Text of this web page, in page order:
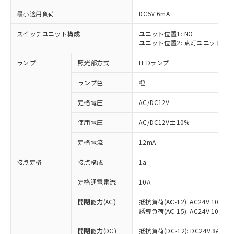
最小適用負荷 DC5V 6mA
スイッチユニット構成
ユニット位置1: NO
ユニット位置2: 点灯ユニット
ランプ 照光部方式 LEDランプ
ランプ色 橙
定格電圧 AC/DC12V
使用電圧 AC/DC12V±10%
定格電流 12mA
接点定格 接点構成 1a
定格通電電流 10A
開閉能力(AC)
抵抗負荷(AC-12): AC24V 10A/
誘導負荷(AC-15): AC24V
開閉能力(DC)
抵抗負荷(DC-12): DC24V 8A/
ご利用条件
以下の条件をお読みいただき、同意のうえ
ご利用ください。
※1 対応状況
対応済み：EU RoHS指令（10物質）の
非含有に対応した製品が提供可能な商品で
対応予定：EU RoHS指令（10物質）の非含
有に対応した製品に切り替える予定のある
対応予定なし：EU RoHS指令（10物質）の
非含有に非対応の商品で、対応品を出す予